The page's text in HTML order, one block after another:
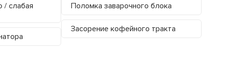
/ слабая
Поломка заварочного блока
Засорение кофейного тракта